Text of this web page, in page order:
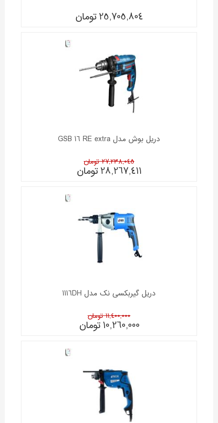
25,705,804 تومان
دریل بوش مدل GSB 16 RE extra
27,238,045 تومان
28,267,411 تومان
دریل گیربکسی نک مدل 1116DH
11,400,000 تومان
10,260,000 تومان